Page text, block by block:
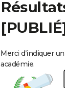
Merci d'indiquer
académie.